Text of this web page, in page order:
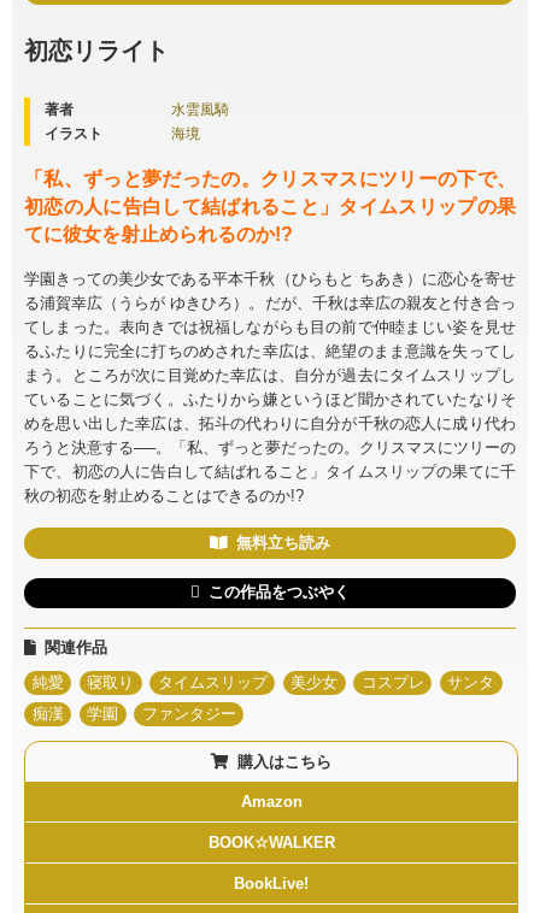
初恋リライト
著者
水雲風騎
イラスト
海境
「私、ずっと夢だったの。クリスマスにツリーの下で、
初恋の人に告白して結ばれること」タイムスリップの果
てに彼女を射止められるのか!?
学園きっての美少女である平本千秋（ひらもと ちあき）に恋心を寄せ
る浦賀幸広（うらが ゆきひろ）。だが、千秋は幸広の親友と付き合っ
てしまった。表向きでは祝福しながらも目の前で仲睦まじい姿を見せ
るふたりに完全に打ちのめされた幸広は、絶望のまま意識を失ってし
まう。ところが次に目覚めた幸広は、自分が過去にタイムスリップし
ていることに気づく。ふたりから嫌というほど聞かされていたなりそ
めを思い出した幸広は、拓斗の代わりに自分が千秋の恋人に成り代わ
ろうと決意する──。「私、ずっと夢だったの。クリスマスにツリーの
下で、初恋の人に告白して結ばれること」タイムスリップの果てに千
秋の初恋を射止めることはできるのか!?
無料立ち読み
この作品をつぶやく
関連作品
純愛
寝取り タイムスリップ 美少女 コスプレ
サンタ
痴漢
学園 ファンタジー
購入はこちら
Amazon
BOOK☆WALKER
BookLive!